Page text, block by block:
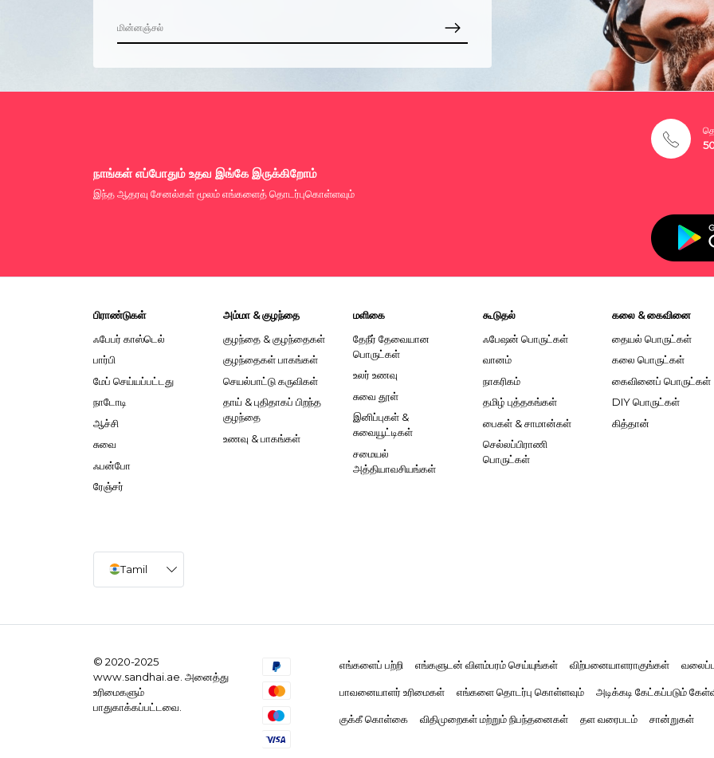
நாங்கள் எப்போதும் உதவ இங்கே இருக்கிறோம்
இந்த ஆதரவு சேனல்கள் மூலம் எங்களைத் தொடர்புகொள்ளவும்
பிராண்டுகள்
ஃபேபர் காஸ்டெல்
பார்பி
மேப் செய்யப்பட்டது
நாடோடி
ஆச்சி
சுவை
ஃபன்போ
ரேஞ்சர்
அம்மா & குழந்தை
குழந்தை & குழந்தைகள்
குழந்தைகள் பாகங்கள்
செயல்பாட்டு கருவிகள்
தாய் & புதிதாகப் பிறந்த
குழந்தை
உணவு & பாகங்கள்
மளிகை
தேநீர் தேவையான
பொருட்கள்
உலர் உணவு
சுவை தூள்
இனிப்புகள் &
சுவையூட்டிகள்
சமையல்
அத்தியாவசியங்கள்
கூடுதல்
ஃபேஷன் பொருட்கள்
வானம்
நாகரிகம்
தமிழ் புத்தகங்கள்
பைகள் & சாமான்கள்
செல்லப்பிராணி
பொருட்கள்
கலை & கைவினை
தையல் பொருட்கள்
கலை பொருட்கள்
கைவினைப் பொருட்கள்
DIY பொருட்கள்
கித்தான்
Tamil
© 2020-2025
www.sandhai.ae. அனைத்து
உரிமைகளும்
பாதுகாக்கப்பட்டவை.
எங்களைப் பற்றி எங்களுடன் விளம்பரம் செய்யுங்கள் விற்பனையாளராகுங்கள்
பாவனையாளர் உரிமைகள் எங்களை தொடர்பு கொள்ளவும் அடிக்கடி கேட்கப்படும்
குக்கீ கொள்கை விதிமுறைகள் மற்றும் நிபந்தனைகள் தள வரைபடம் சான்றுகள்